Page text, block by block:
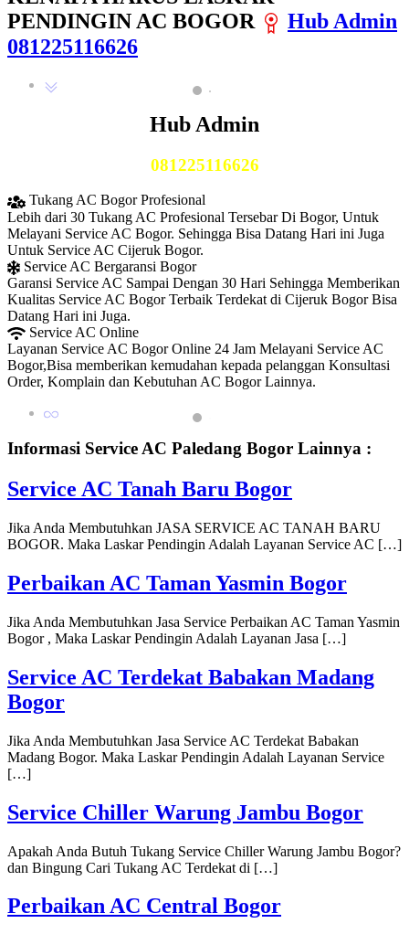
PENDINGIN AC BOGOR
Hub Admin
081225116626
Hub Admin
081225116626
Tukang AC Bogor Profesional
Lebih dari 30 Tukang AC Profesional Tersebar Di Bogor, Untuk
Melayani Service AC Bogor. Sehingga Bisa Datang Hari ini Juga
Untuk Service AC Cijeruk Bogor.
Service AC Bergaransi Bogor
Garansi Service AC Sampai Dengan 30 Hari Sehingga Memberikan
Kualitas Service AC Bogor Terbaik Terdekat di Cijeruk Bogor Bisa
Datang Hari ini Juga.
Service AC Online
Layanan Service AC Bogor Online 24 Jam Melayani Service AC
Bogor,Bisa memberikan kemudahan kepada pelanggan Konsultasi
Order, Komplain dan Kebutuhan AC Bogor Lainnya.
Informasi Service AC Paledang Bogor Lainnya :
Service AC Tanah Baru Bogor
Jika Anda Membutuhkan JASA SERVICE AC TANAH BARU
BOGOR. Maka Laskar Pendingin Adalah Layanan Service AC […]
Perbaikan AC Taman Yasmin Bogor
Jika Anda Membutuhkan Jasa Service Perbaikan AC Taman Yasmin
Bogor , Maka Laskar Pendingin Adalah Layanan Jasa […]
Service AC Terdekat Babakan Madang
Bogor
Jika Anda Membutuhkan Jasa Service AC Terdekat Babakan
Madang Bogor. Maka Laskar Pendingin Adalah Layanan Service
[…]
Service Chiller Warung Jambu Bogor
Apakah Anda Butuh Tukang Service Chiller Warung Jambu Bogor?
dan Bingung Cari Tukang AC Terdekat di […]
Perbaikan AC Central Bogor